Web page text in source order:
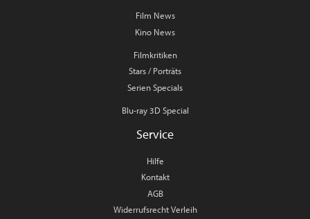
Film News
Kino News
Filmkritiken
Stars / Porträts
Serien Specials
Blu-ray 3D Special
Service
Hilfe
Kontakt
AGB
Widerrufsrecht Verleih